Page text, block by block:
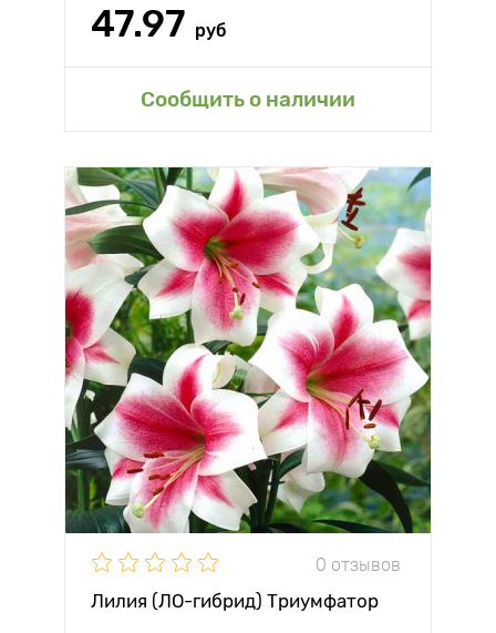
47.97 руб
Сообщить о наличии
0 отзывов
Лилия (ЛО-гибрид) Триумфатор